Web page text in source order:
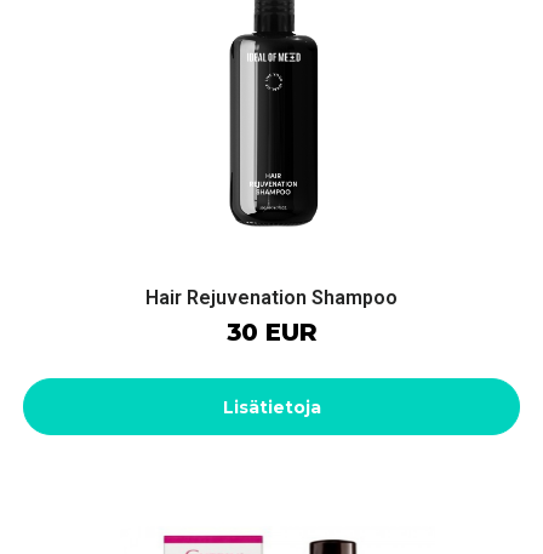
Hair Rejuvenation Shampoo
30 EUR
Lisätietoja